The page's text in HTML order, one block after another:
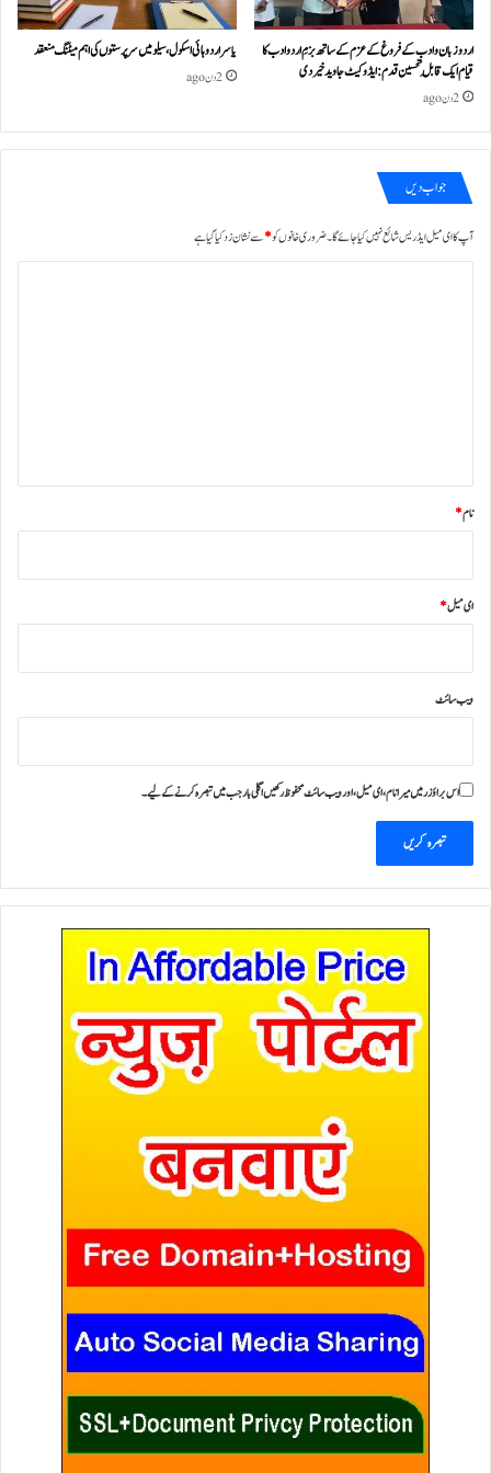
اردو زبان و ادب کے فروغ کے عزم کے ساتھ بزمِ اردو ادب کا
قیام ایک قابلِ تحسین قدم : ایڈوکیٹ جاوید خیردی
2 دن ago
یاسر اردو ہائی اسکول، سیلو میں سرپرستوں کی اہم میٹنگ منعقد
2 دن ago
جواب دیں
آپ کا ای میل ایڈریس شائع نہیں کیا جائے گا۔ضروری خانوں کو*سے نشان زد کیا گیا ہے
نام*
ای میل*
ویب‌ سائٹ
اس براؤزر میں میرا نام، ای میل، اور ویب سائٹ محفوظ رکھیں اگلی بار جب میں تبصرہ کرنے کےلیے۔